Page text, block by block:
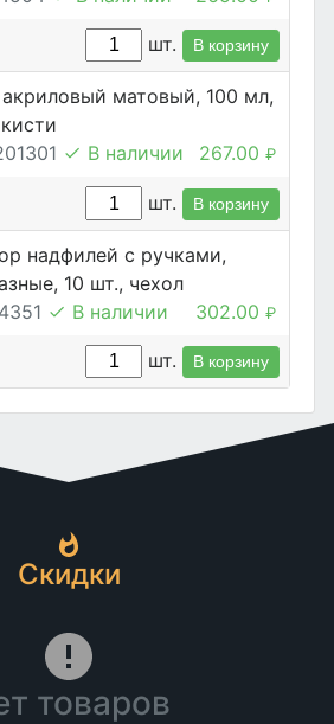
шт. В корзину
матовый, 100 мл,
В наличии 267.00 ₽
шт. В корзину
надфилей с ручками,
10 шт., чехол
В наличии 302.00 ₽
шт. В корзину
Скидки
товаров